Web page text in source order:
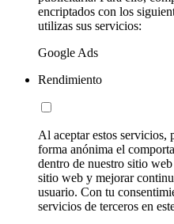
encriptados con los
utilizas sus servicios:
Google Ads
Rendimiento
Al aceptar estos servicios,
forma anónima el
dentro de nuestro sitio
sitio web y mejorar
usuario. Con tu
servicios de terceros en